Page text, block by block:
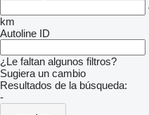
km
Autoline ID
¿Le faltan algunos filtros?
Sugiera un cambio
Resultados de la búsqueda:
-